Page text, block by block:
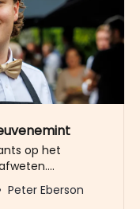
op het
op de 43ste
Dock Five en
Peter Eberson